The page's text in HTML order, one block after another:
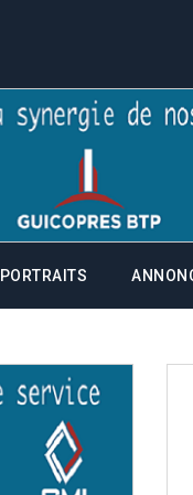
PORTRAITS